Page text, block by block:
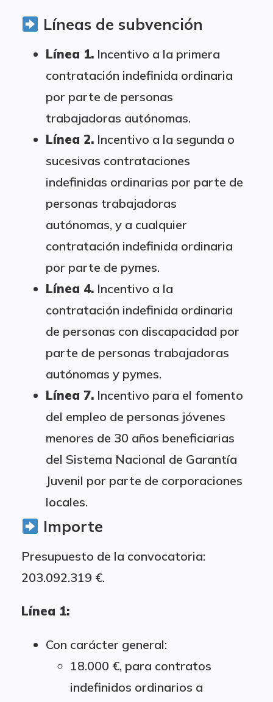
Líneas de subvención
Línea 1. Incentivo a la primera
contratación indefinida ordinaria
por parte de personas
trabajadoras autónomas.
Línea 2. Incentivo a la segunda o
sucesivas contrataciones
indefinidas ordinarias por parte de
personas trabajadoras
autónomas, y a cualquier
contratación indefinida ordinaria
por parte de pymes.
Línea 4. Incentivo a la
contratación indefinida ordinaria
de personas con discapacidad por
parte de personas trabajadoras
autónomas y pymes.
Línea 7. Incentivo para el fomento
del empleo de personas jóvenes
menores de 30 años beneficiarias
del Sistema Nacional de Garantía
Juvenil por parte de corporaciones
locales.
Importe
Presupuesto de la convocatoria:
203.092.319 €.
Línea 1:
Con carácter general:
18.000 €, para contratos
indefinidos ordinarios a